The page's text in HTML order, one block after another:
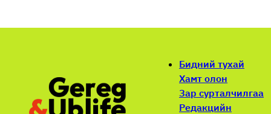
Бидний тухай
Хамт олон
Зар сурталчилгаа
Редакцийн